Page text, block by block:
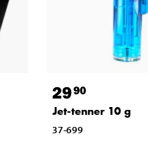
2990
Jet-tenner 10 g
37-699